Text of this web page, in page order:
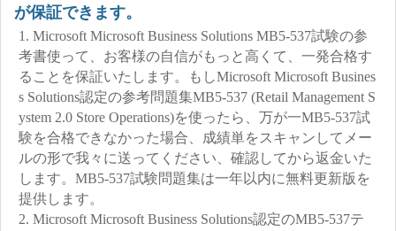
が保証できます。
1. Microsoft Microsoft Business Solutions MB5-537試験の参
考書使って、お客様の自信がもっと高くて、一発合格す
ることを保証いたします。もしMicrosoft Microsoft Busines
s Solutions認定の参考問題集MB5-537 (Retail Management S
ystem 2.0 Store Operations)を使ったら、万が一MB5-537試
験を合格できなかった場合、成績単をスキャンしてメー
ルの形で我々に送ってください、確認してから返金いた
します。MB5-537試験問題集は一年以内に無料更新版を
提供します。
2. Microsoft Microsoft Business Solutions認定のMB5-537テ